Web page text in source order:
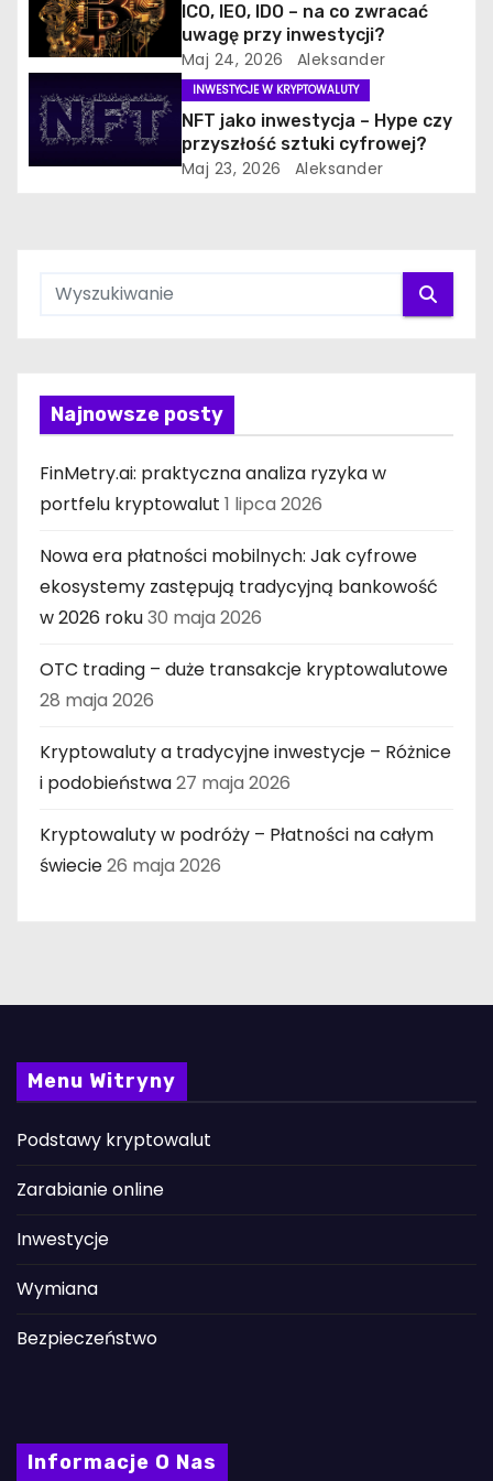
ICO, IEO, IDO – na co zwracać
uwagę przy inwestycji?
Maj 24, 2026 Aleksander
INWESTYCJE W KRYPTOWALUTY
NFT jako inwestycja – Hype czy
przyszłość sztuki cyfrowej?
Maj 23, 2026 Aleksander
Najnowsze posty
FinMetry.ai: praktyczna analiza ryzyka w
portfelu kryptowalut 1 lipca 2026
Nowa era płatności mobilnych: Jak cyfrowe
ekosystemy zastępują tradycyjną bankowość
w 2026 roku30 maja 2026
OTC trading – duże transakcje kryptowalutowe
28 maja 2026
Kryptowaluty a tradycyjne inwestycje – Różnice
i podobieństwa27 maja 2026
Kryptowaluty w podróży – Płatności na całym
świecie26 maja 2026
Menu Witryny
Podstawy kryptowalut
Zarabianie online
Inwestycje
Wymiana
Bezpieczeństwo
Informacje O Nas